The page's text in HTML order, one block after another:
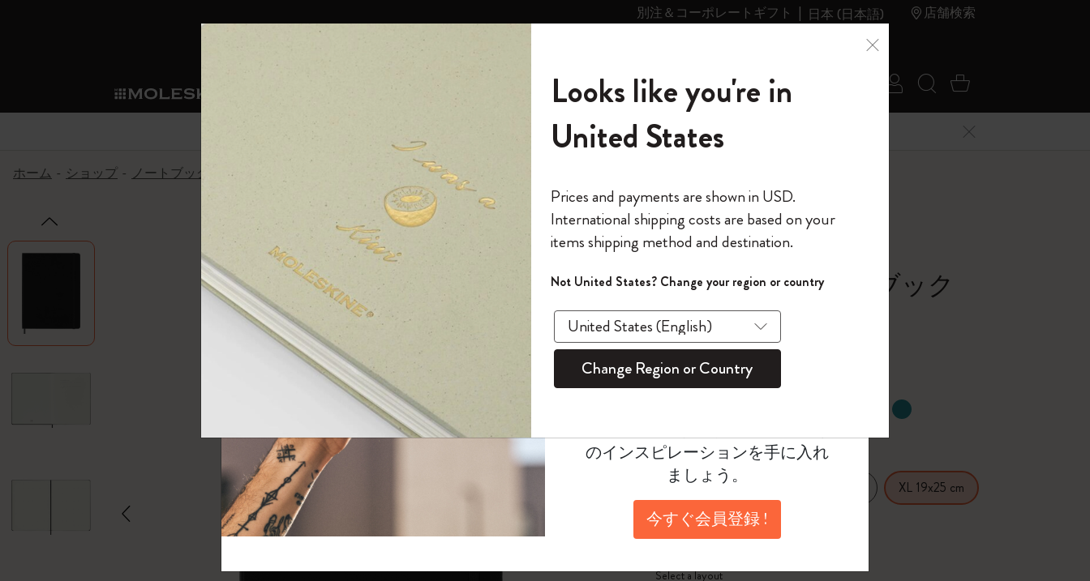
別注＆コーポレートギフト 日本 (日本語) 店舗検索
ショ
ノートブック
ノートブック
The Original Notebook
ミニノートブックチャーム
カイエ ＆ ジャーナル
セット
パッションジャーナル
スチューデントカイエジャーナル
サブカテゴリ
ダイアリー
パーソナル・ダイアリー
12カ月ダイアリー
15ヶ月プランナー
ウィークリープランナー
デイリープランナー
マンスリープランナー
ライフプランナー・コレクション
モレスキンスマート
サブカテゴリ
すべて見る
スマートライティング・システム
モレスキンスマートスマートとは
アプリ・サービス
ライティングツール
サブカテゴリ
モレスキンスマート
Blackwing x モレスキン
Kaweco x モレスキン
ペン & ペンシル
限定版ノートブック
Reframe サングラス
ムーミン コレクション
キム・ジョンギコレクション
「Alice's Adventures in Wonderland」コレ
『ロード・オブ・ザ・リング』コレク
カラーパターン ノートブック
サクラコレクション
馬年コレクション
キム・ジョンギコレクション
Impressions of Impressionism コレクショ
ン
カサ・バトリョ 限定版コレクション
ゴッホ美術館
すべて見る
バックパック
限定版バックパック
Shopper paper – made Collection
アートを愛する方への贈り物
プロフェッショナルへの贈り物
ミニマリストへの贈り物
マキシマリストへの贈り物
健康を愛する方への贈り物です
趣味を愛する方へのギフト
サブカテゴリ
カントリー・テーマ・ピンズ・コレク
ション
サブカテゴリ
プライドをいつも胸に
Mardi Mercredi × モレスキン
スマートライティング・シス
サブカテゴリ
スマートライティング・システム
スマートノートブック
スマートダイアリー
モレスキンスマートスマート
アプリ・サービス
サブカテゴリ
Notes
モレスキン Journal
モレスキン Planner
パーソナライズサ
ービス
サブカテゴリ
カスタムダイアリー
カスタムノートブック
和紙テープ
ミニノートブックチャーム
別注＆コーポレートギフト
リー
の世界
サブカテゴリ
モレスキンメンバーシップ
我々の歴史
モレスキンのマニフェスト
ペンと紙の力
持続可能な創造性
ール
ログイン
今すぐメンバー登録
ウェルカムオファー: 次回のご購入時に10% オフと送料無料
通常特典: パーソナライズの2冊ご購入で1冊無料
バースデー特典: 1回限りの割引（1ヶ月有効）
先行プレビュー: 新作コレクションへの先行アクセス
伝説的なお得情報: 会員限定の特別サプライズ
セールへの早期アクセス: お得な情報をいち早くチェック
モレスキン限定イベント: 優先アクセス
返品期間の延長: 1ヶ月間
モレスキンの世界へようこそ
*メールアドレス
*パスワード
このデバイスで情報を保存する
ログイン
検索 (キーワード
カート 0 アイ
6,500円以上のご購入で送料無料 メニューを閉じる
ホーム ショップ ノートブック The Original Notebook クラシック ノートブック
クラシック ノートブック
ハードカバー, ブラック
¥ 4,840
Select a color
Select a size
Pocket 9x14 cm
Medium 11.5x18 cm
XL 19x25 cm
Select a layout
モレスキンの世界へようこそ
今すぐ会員登録して、コード
「WELCOME10」を入力すると、初
回注文が10%オフ＋送料無料になり
ます。セール・アウトレット品は
適用外。
のインスピレーションを手に入れ
ましょう。
今すぐ会員登録 !
Looks like you're in
United States
Prices and payments are shown in USD.
International shipping costs are based on your
items shipping method and destination.
Not United States? Change your region or country
Change Region or Country